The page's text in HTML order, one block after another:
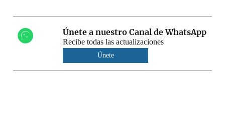
Únete a nuestro Canal de WhatsApp
Recibe todas las actualizaciones
Únete